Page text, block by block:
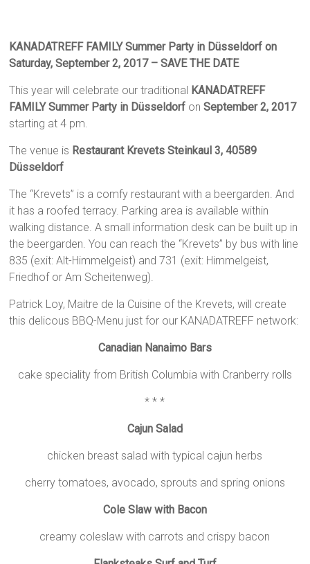
KANADATREFF FAMILY Summer Party in Düsseldorf on
Saturday, September 2, 2017 – SAVE THE DATE
This year will celebrate our traditional KANADATREFF
FAMILY Summer Party in Düsseldorf onSeptember 2, 2017
starting at 4 pm.
The venue is Restaurant KrevetsSteinkaul 3, 40589
Düsseldorf
The “Krevets” is a comfy restaurant with a beergarden. And
it has a roofed terracy. Parking area is available within
walking distance. A small information desk can be built up in
the beergarden. You can reach the “Krevets” by bus with line
835 (exit: Alt-Himmelgeist) and 731 (exit: Himmelgeist,
Friedhof or Am Scheitenweg).
Patrick Loy, Maitre de la Cuisine of the Krevets, will create
this delicous BBQ-Menu just for our KANADATREFF network:
Canadian Nanaimo Bars
cake speciality from British Columbia with Cranberry rolls
* * *
Cajun Salad
chicken breast salad with typical cajun herbs
cherry tomatoes, avocado, sprouts and spring onions
Cole Slaw with Bacon
creamy coleslaw with carrots and crispy bacon